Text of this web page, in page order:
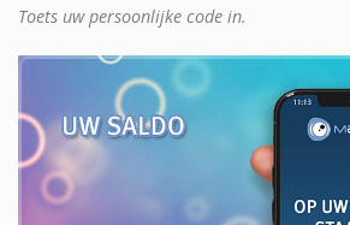
Toets uw persoonlijke code in.